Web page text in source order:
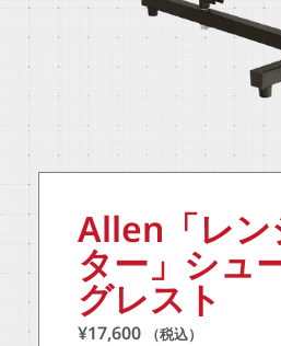
Allen「レン
ター」シュ
グレスト
¥17,600 （税込）